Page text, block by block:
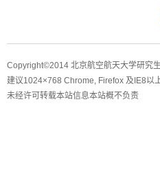
Copyright©2014 北京航空航天大学研究
建议1024×768 Chrome, Firefox 及IE8以
未经许可转载本站信息本站概不负责